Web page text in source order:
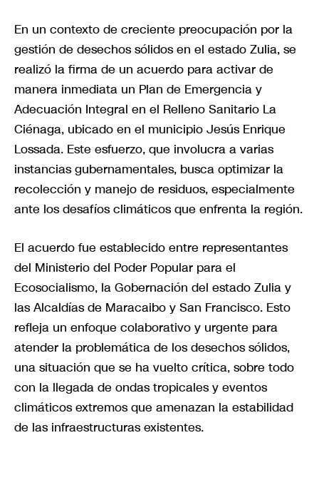
En un contexto de creciente preocupación por la
gestión de desechos sólidos en el estado Zulia, se
realizó la firma de un acuerdo para activar de
manera inmediata un Plan de Emergencia y
Adecuación Integral en el Relleno Sanitario La
Ciénaga, ubicado en el municipio Jesús Enrique
Lossada. Este esfuerzo, que involucra a varias
instancias gubernamentales, busca optimizar la
recolección y manejo de residuos, especialmente
ante los desafíos climáticos que enfrenta la región.
El acuerdo fue establecido entre representantes
del Ministerio del Poder Popular para el
Ecosocialismo, la Gobernación del estado Zulia y
las Alcaldías de Maracaibo y San Francisco. Esto
refleja un enfoque colaborativo y urgente para
atender la problemática de los desechos sólidos,
una situación que se ha vuelto crítica, sobre todo
con la llegada de ondas tropicales y eventos
climáticos extremos que amenazan la estabilidad
de las infraestructuras existentes.